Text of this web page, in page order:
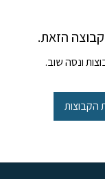
הזאת.
ונסה שוב.
הקבוצות